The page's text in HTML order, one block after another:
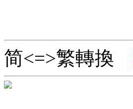
简<=>繁轉換